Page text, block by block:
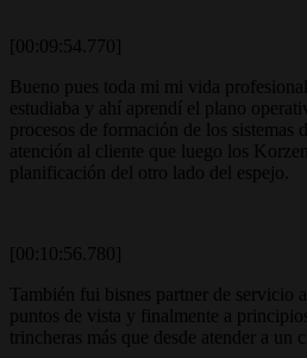
[00:09:54.770]
Bueno pues toda mi mi vida
estudiaba y ahí aprendí el plano
procesos de formación de los
atención al cliente que luego los
planificación del otro lado del espejo.
[00:10:56.780]
También fui bisnes partner de servicio
puntos de vista y finalmente a
trincheras más que desde atender a un